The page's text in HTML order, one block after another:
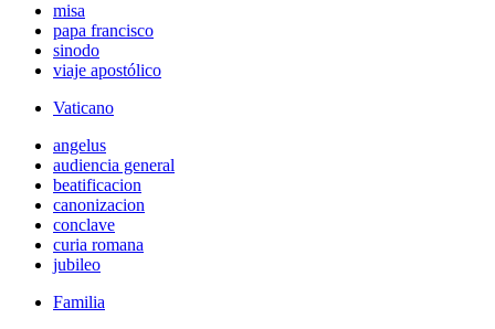
misa
papa francisco
sinodo
viaje apostólico
Vaticano
angelus
audiencia general
beatificacion
canonizacion
conclave
curia romana
jubileo
Familia